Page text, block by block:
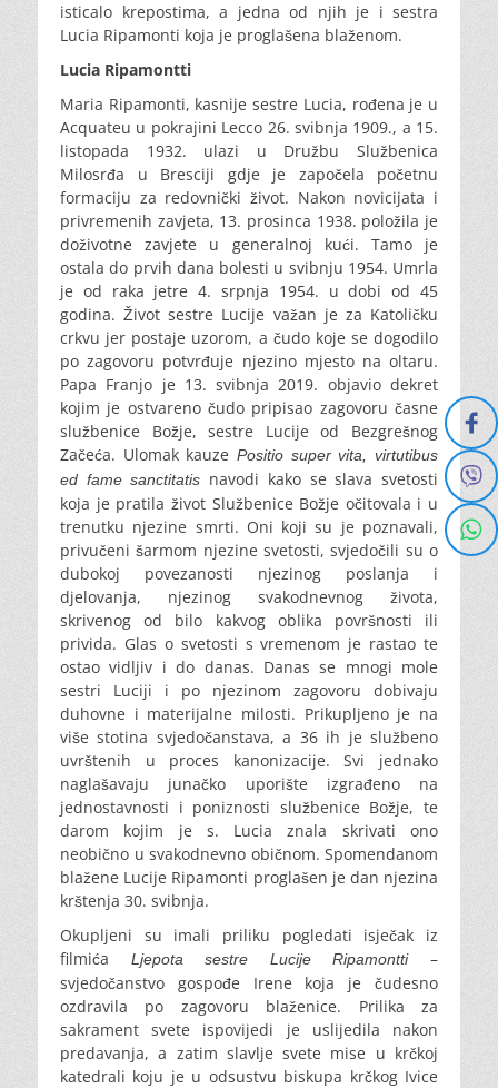
isticalo krepostima, a jedna od njih je i sestra
Lucia Ripamonti koja je proglašena blaženom.
Lucia Ripamontti
Maria Ripamonti, kasnije sestre Lucia, rođena je u
Acquateu u pokrajini Lecco 26. svibnja 1909., a 15.
listopada 1932. ulazi u Družbu Službenica
Milosrđa u Bresciji gdje je započela početnu
formaciju za redovnički život. Nakon novicijata i
privremenih zavjeta, 13. prosinca 1938. položila je
doživotne zavjete u generalnoj kući. Tamo je
ostala do prvih dana bolesti u svibnju 1954. Umrla
je od raka jetre 4. srpnja 1954. u dobi od 45
godina. Život sestre Lucije važan je za Katoličku
crkvu jer postaje uzorom, a čudo koje se dogodilo
po zagovoru potvrđuje njezino mjesto na oltaru.
Papa Franjo je 13. svibnja 2019. objavio dekret
kojim je ostvareno čudo pripisao zagovoru časne
službenice Božje, sestre Lucije od Bezgrešnog
Začeća. Ulomak kauze Positio super vita, virtutibus
ed fame sanctitatis navodi kako se slava svetosti
koja je pratila život Službenice Božje očitovala i u
trenutku njezine smrti. Oni koji su je poznavali,
privučeni šarmom njezine svetosti, svjedočili su o
dubokoj povezanosti njezinog poslanja i
djelovanja, njezinog svakodnevnog života,
skrivenog od bilo kakvog oblika površnosti ili
privida. Glas o svetosti s vremenom je rastao te
ostao vidljiv i do danas. Danas se mnogi mole
sestri Luciji i po njezinom zagovoru dobivaju
duhovne i materijalne milosti. Prikupljeno je na
više stotina svjedočanstava, a 36 ih je službeno
uvrštenih u proces kanonizacije. Svi jednako
naglašavaju junačko uporište izgrađeno na
jednostavnosti i poniznosti službenice Božje, te
darom kojim je s. Lucia znala skrivati ono
neobično u svakodnevno običnom. Spomendanom
blažene Lucije Ripamonti proglašen je dan njezina
krštenja 30. svibnja.
Okupljeni su imali priliku pogledati isječak iz
filmića
Ljepota sestre Lucije Ripamontti–
svjedočanstvo gospođe Irene koja je čudesno
ozdravila po zagovoru blaženice. Prilika za
sakrament svete ispovijedi je uslijedila nakon
predavanja, a zatim slavlje svete mise u krčkoj
katedrali koju je u odsustvu biskupa krčkog Ivice